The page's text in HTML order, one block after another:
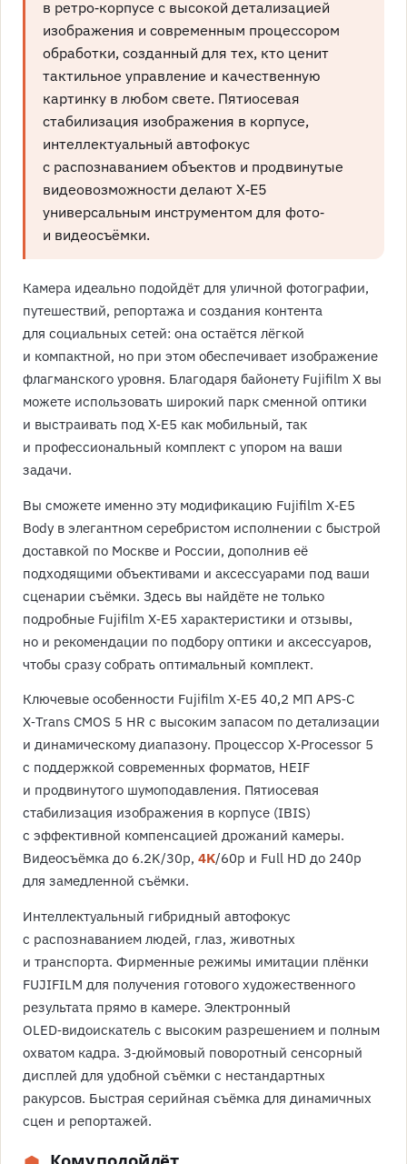
в ретро‑корпусе с высокой детализацией
изображения и современным процессором
обработки, созданный для тех, кто ценит
тактильное управление и качественную
картинку в любом свете. Пятиосевая
стабилизация изображения в корпусе,
интеллектуальный автофокус
с распознаванием объектов и продвинутые
видеовозможности делают X‑E5
универсальным инструментом для фото‑
и видеосъёмки.
Камера идеально подойдёт для уличной фотографии,
путешествий, репортажа и создания контента
для социальных сетей: она остаётся лёгкой
и компактной, но при этом обеспечивает изображение
флагманского уровня. Благодаря байонету Fujifilm X вы
можете использовать широкий парк сменной оптики
и выстраивать под X‑E5 как мобильный, так
и профессиональный комплект с упором на ваши
задачи.
Вы сможете именно эту модификацию Fujifilm X‑E5
Body в элегантном серебристом исполнении с быстрой
доставкой по Москве и России, дополнив её
подходящими объективами и аксессуарами под ваши
сценарии съёмки. Здесь вы найдёте не только
подробные Fujifilm X‑E5 характеристики и отзывы,
но и рекомендации по подбору оптики и аксессуаров,
чтобы сразу собрать оптимальный комплект.
Ключевые особенности Fujifilm X‑E5 40,2 МП APS‑C
X‑Trans CMOS 5 HR с высоким запасом по детализации
и динамическому диапазону. Процессор X‑Processor 5
с поддержкой современных форматов, HEIF
и продвинутого шумоподавления. Пятиосевая
стабилизация изображения в корпусе (IBIS)
с эффективной компенсацией дрожаний камеры.
Видеосъёмка до 6.2K/30p, 4K/60p и Full HD до 240p
для замедленной съёмки.
Интеллектуальный гибридный автофокус
с распознаванием людей, глаз, животных
и транспорта. Фирменные режимы имитации плёнки
FUJIFILM для получения готового художественного
результата прямо в камере. Электронный
OLED‑видоискатель с высоким разрешением и полным
охватом кадра. 3‑дюймовый поворотный сенсорный
дисплей для удобной съёмки с нестандартных
ракурсов. Быстрая серийная съёмка для динамичных
сцен и репортажей.